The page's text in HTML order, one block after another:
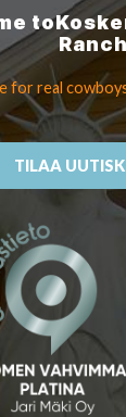
to
Ranch
for real
TILAA